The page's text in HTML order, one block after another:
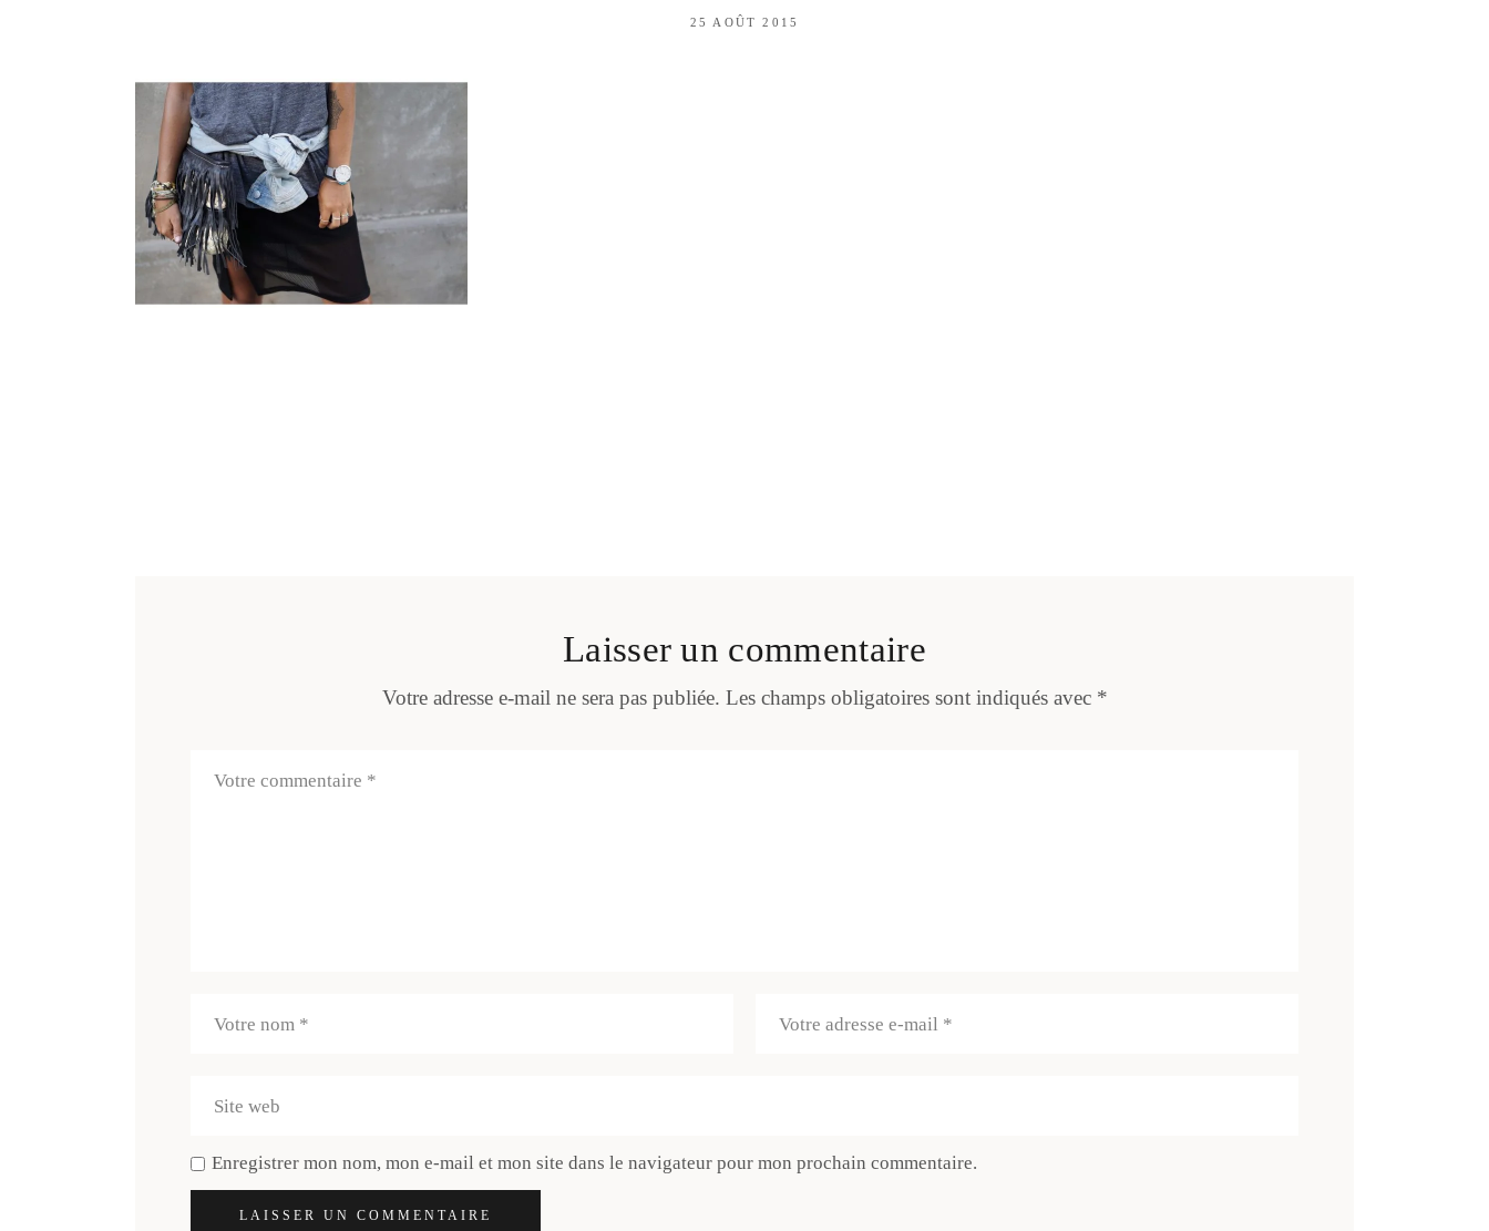
25 AOÛT 2015
Laisser un commentaire
Votre adresse e-mail ne sera pas publiée. Les champs obligatoires sont indiqués avec *
Enregistrer mon nom, mon e-mail et mon site dans le navigateur pour mon prochain commentaire.
LAISSER UN COMMENTAIRE